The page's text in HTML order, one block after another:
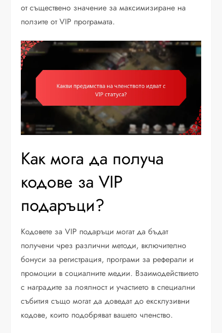
от съществено значение за максимизиране на
ползите от VIP програмата.
Как мога да получа
кодове за VIP
подаръци?
Кодовете за VIP подаръци могат да бъдат
получени чрез различни методи, включително
бонуси за регистрация, програми за реферали и
промоции в социалните медии. Взаимодействието
с наградите за лоялност и участието в специални
събития също могат да доведат до ексклузивни
кодове, които подобряват вашето членство.